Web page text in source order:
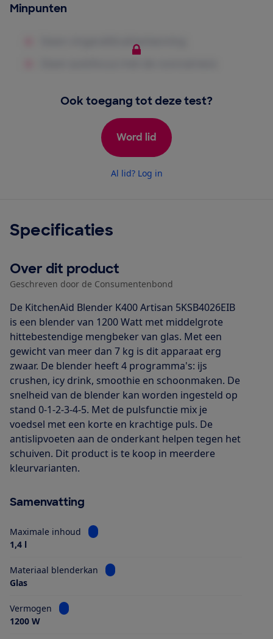
Minpunten
Ook toegang tot deze test?
Word lid
Al lid? Log in
Specificaties
Over dit product
Geschreven door de Consumentenbond
De KitchenAid Blender K400 Artisan 5KSB4026EIB
is een blender van 1200 Watt met middelgrote
hittebestendige mengbeker van glas. Met een
gewicht van meer dan 7 kg is dit apparaat erg
zwaar. De blender heeft 4 programma's: ijs
crushen, icy drink, smoothie en schoonmaken. De
snelheid van de blender kan worden ingesteld op
stand 0-1-2-3-4-5. Met de pulsfunctie mix je
voedsel met een korte en krachtige puls. De
antislipvoeten aan de onderkant helpen tegen het
schuiven. Dit product is te koop in meerdere
kleurvarianten.
Samenvatting
Maximale inhoud
Bekijk informatie voor Maximale inhoud
1,4 l
Materiaal blenderkan
Bekijk informatie voor Materiaal
Glas
Vermogen
Bekijk informatie voor Vermogen
1200 W